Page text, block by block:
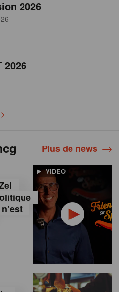
2026
2026
Plus de news
VIDEO